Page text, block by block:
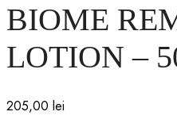
BIOME
LOTION –
205,00 lei